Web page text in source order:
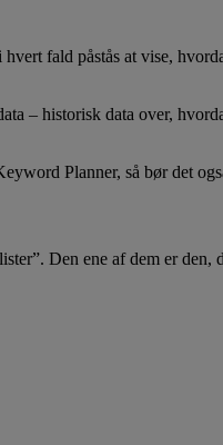
fald påstås at vise,
– historisk data over,
Planner, så bør det
Den ene af dem er